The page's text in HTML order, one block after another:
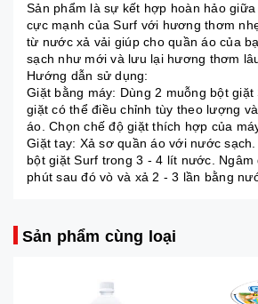
Sản phẩm là sự kết hợp hoàn hảo
cực mạnh của Surf với hương thơm
từ nước xả vải giúp cho quần áo của
sạch như mới và lưu lại hương thơm
Hướng dẫn sử dụng:
Giặt bằng máy: Dùng 2 muỗng bột giặt
giặt có thể điều chỉnh tùy theo lượng
áo. Chọn chế độ giặt thích hợp của
Giặt tay: Xả sơ quần áo với nước
bột giặt Surf trong 3 - 4 lít nước. Ngâm
phút sau đó vò và xả 2 - 3 lần bằng
Sản phẩm cùng loại